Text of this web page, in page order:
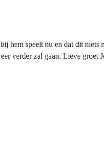
hem speelt nu en dat dit
verder zal gaan. Lieve groet